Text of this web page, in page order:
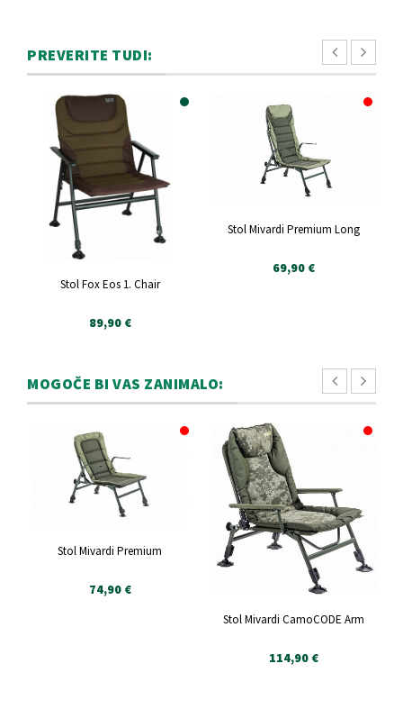
PREVERITE TUDI:
Stol Fox Eos 1. Chair
89,90 €
Stol Mivardi Premium Long
69,90 €
MOGOČE BI VAS ZANIMALO:
Stol Mivardi Premium
74,90 €
Stol Mivardi CamoCODE Arm
114,90 €